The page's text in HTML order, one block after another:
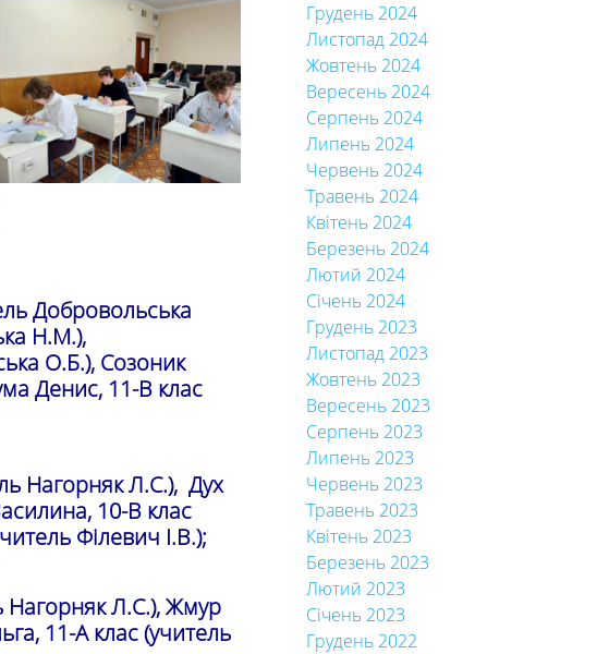
Добровольська
Н.М.),
О.Б.), Созоник
Денис, 11-В клас
Нагорняк Л.С.), Дух
10-В клас
Філевич І.В.);
Нагорняк Л.С.), Жмур
11-А клас (учитель
Грудень 2024
Листопад 2024
Жовтень 2024
Вересень 2024
Серпень 2024
Липень 2024
Червень 2024
Травень 2024
Квітень 2024
Березень 2024
Лютий 2024
Січень 2024
Грудень 2023
Листопад 2023
Жовтень 2023
Вересень 2023
Серпень 2023
Липень 2023
Червень 2023
Травень 2023
Квітень 2023
Березень 2023
Лютий 2023
Січень 2023
Грудень 2022